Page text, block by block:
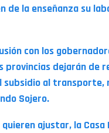
de la enseñanza su
con los
provincias dejarán de
subsidio al transporte,
Sojero.
ajustar, la Casa